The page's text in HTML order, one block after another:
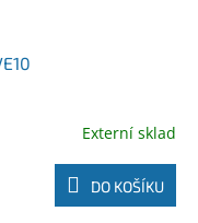
Externí sklad
DO KOŠÍKU